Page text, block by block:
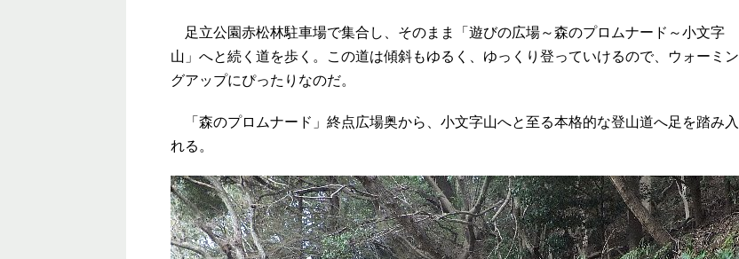
足立公園赤松林駐車場で集合し、そのまま「遊びの広場～森のプロムナード～小文字
山」へと続く道を歩く。この道は傾斜もゆるく、ゆっくり登っていけるので、ウォーミン
グアップにぴったりなのだ。
「森のプロムナード」終点広場奥から、小文字山へと至る本格的な登山道へ足を踏み入
れる。